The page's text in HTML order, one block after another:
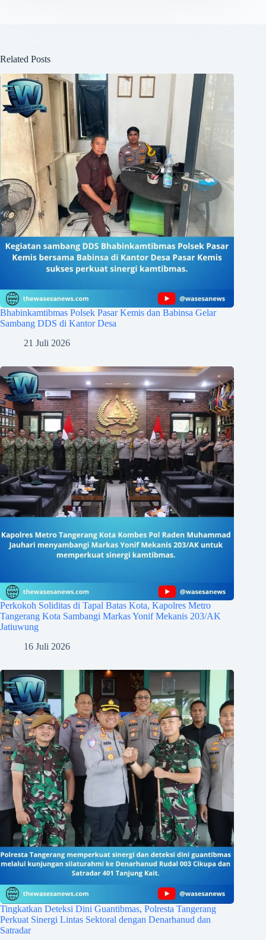
Related Posts
Bhabinkamtibmas Polsek Pasar Kemis dan Babinsa Gelar
Sambang DDS di Kantor Desa
21 Juli 2026
Perkokoh Soliditas di Tapal Batas Kota, Kapolres Metro
Tangerang Kota Sambangi Markas Yonif Mekanis 203/AK
Jatiuwung
16 Juli 2026
Tingkatkan Deteksi Dini Guantibmas, Polresta Tangerang
Perkuat Sinergi Lintas Sektoral dengan Denarhanud dan
Satradar